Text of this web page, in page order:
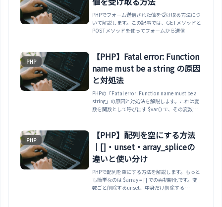
PHPでフォーム送信された値を受け取る方法につ
いて解説します。この記事では、GETメソッドと
POSTメソッドを使ってフォームから送信
PHP
【PHP】Fatal error: Function
name must be a string の原因
と対処法
PHPの「Fatal error: Function name must be a
string」の原因と対処法を解説します。これは変
数を関数として呼び出す $var() で、その変数が
ックのケースと、is_callableで安全に呼び出す方
法までまとめます。
PHP
【PHP】配列を空にする方法
｜[]・unset・array_spliceの
違いと使い分け
PHPで配列を空にする方法を解説します。もっと
も簡単なのは $array = [] での再初期化です。変
数ごと削除するunset、中身だけ削除する